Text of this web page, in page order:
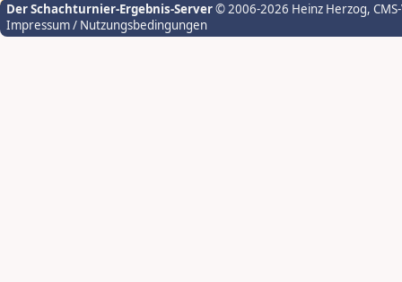
Der Schachturnier-Ergebnis-Server© 2006-2026 Heinz Herzog,
Impressum / Nutzungsbedingungen